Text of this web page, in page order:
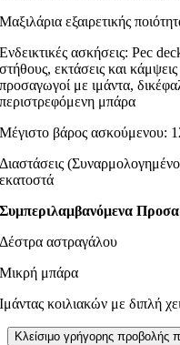
Μαξιλάρια εξαιρετικής
Ενδεικτικές ασκήσεις: Pec
στήθους, εκτάσεις και
προσαγωγοί με ιμάντα,
περιστρεφόμενη μπάρα
Μέγιστο βάρος ασκούμενου:
Διαστάσεις
εκατοστά
Συμπεριλαμβανόμενα
Δέστρα αστραγάλου
Μικρή μπάρα
Ιμάντας κοιλιακών με διπλή
Κλείσιμο γρήγορης προβολής